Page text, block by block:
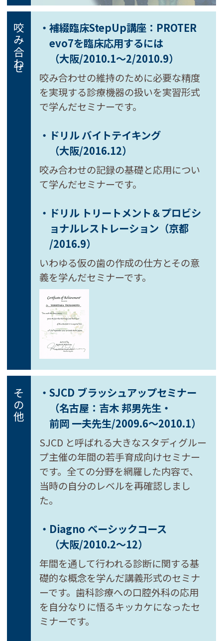
咬み合わせ
・補綴臨床StepUp講座：PROTER
evo7を臨床応用するには
（大阪/2010.1～2/2010.9）
咬み合わせの維持のために必要な精度
を実現する診療機器の扱いを実習形式
で学んだセミナーです。
・ドリル バイトテイキング
（大阪/2016.12）
咬み合わせの記録の基礎と応用につい
て学んだセミナーです。
・ドリル トリートメント＆プロビシ
ョナルレストレーション（京都
/2016.9）
いわゆる仮の歯の作成の仕方とその意
義を学んだセミナーです。
その他
・SJCD ブラッシュアップセミナー
（名古屋：吉木 邦男先生・
前岡 一夫先生/2009.6～2010.1）
SJCD と呼ばれる大きなスタディグルー
プ主催の年間の若手育成向けセミナー
です。全ての分野を網羅した内容で、
当時の自分のレベルを再確認しまし
た。
・Diagno ベーシックコース
（大阪/2010.2～12）
年間を通して行われる診断に関する基
礎的な概念を学んだ講義形式のセミナ
ーです。歯科診療への口腔外科の応用
を自分なりに悟るキッカケになったセ
ミナーです。